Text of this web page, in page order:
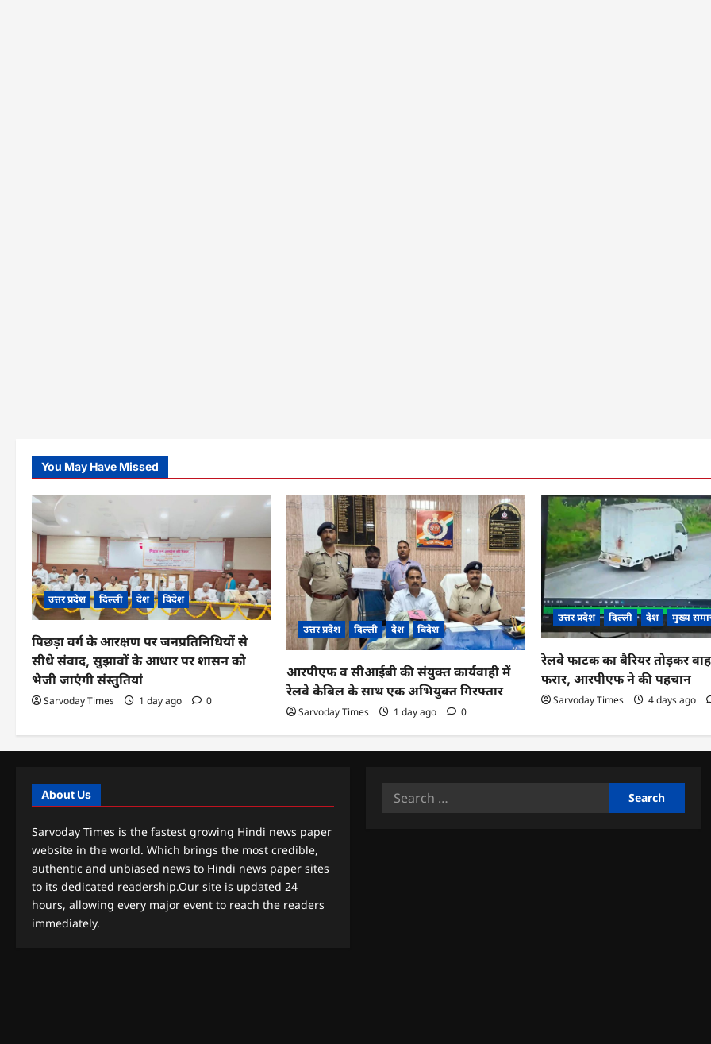
You May Have Missed
उत्तर प्रदेश दिल्ली देश विदेश
पिछड़ा वर्ग के आरक्षण पर जनप्रतिनिधियों से
सीधे संवाद, सुझावों के आधार पर शासन को
भेजी जाएंगी संस्तुतियां
Sarvoday Times 1 day ago 0
उत्तर प्रदेश दिल्ली देश विदेश
आरपीएफ व सीआईबी की संयुक्त कार्यवाही में
रेलवे केबिल के साथ एक अभियुक्त गिरफ्तार
Sarvoday Times 1 day ago 0
उत्तर प्रदेश दिल्ली देश मुख्य
रेलवे फाटक का बैरियर तोड़कर
फरार, आरपीएफ ने की पहचान
Sarvoday Times 4 days ago
About Us
Sarvoday Times is the fastest growing Hindi news paper
website in the world. Which brings the most credible,
authentic and unbiased news to Hindi news paper sites
to its dedicated readership.Our site is updated 24
hours, allowing every major event to reach the readers
immediately.
Search